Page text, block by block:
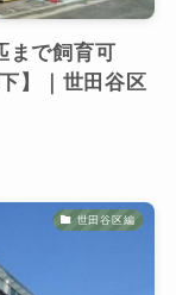
まで飼育可
】｜世田谷区
世田谷区編